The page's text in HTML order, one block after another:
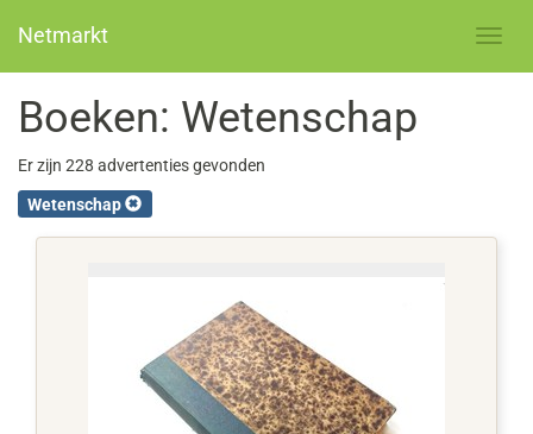
Netmarkt
Boeken: Wetenschap
Er zijn 228 advertenties gevonden
Wetenschap